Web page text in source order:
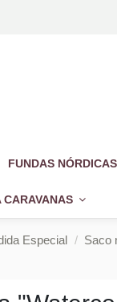
FUNDAS NÓRDICAS
CARAVANAS
Especial
Saco